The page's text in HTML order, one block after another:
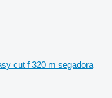
cut f 320 m segadora